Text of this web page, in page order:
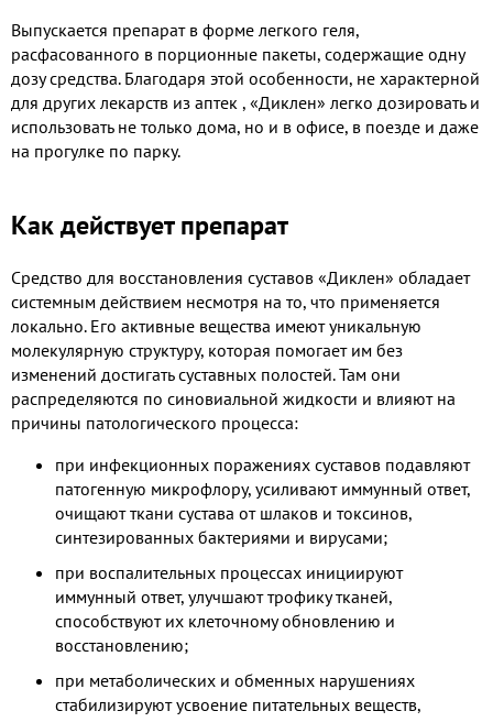
Выпускается препарат в форме легкого геля,
расфасованного в порционные пакеты, содержащие одну
дозу средства. Благодаря этой особенности, не характерной
для других лекарств из аптек , «Диклен» легко дозировать и
использовать не только дома, но и в офисе, в поезде и даже
на прогулке по парку.
Как действует препарат
Средство для восстановления суставов «Диклен» обладает
системным действием несмотря на то, что применяется
локально. Его активные вещества имеют уникальную
молекулярную структуру, которая помогает им без
изменений достигать суставных полостей. Там они
распределяются по синовиальной жидкости и влияют на
причины патологического процесса:
при инфекционных поражениях суставов подавляют
патогенную микрофлору, усиливают иммунный ответ,
очищают ткани сустава от шлаков и токсинов,
синтезированных бактериями и вирусами;
при воспалительных процессах инициируют
иммунный ответ, улучшают трофику тканей,
способствуют их клеточному обновлению и
восстановлению;
при метаболических и обменных нарушениях
стабилизируют усвоение питательных веществ,